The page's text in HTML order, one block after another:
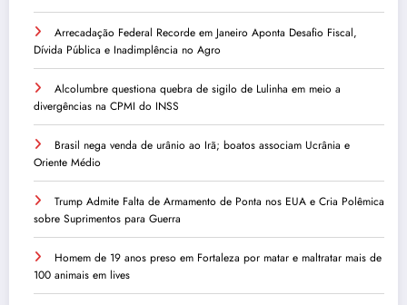
Arrecadação Federal Recorde em Janeiro Aponta Desafio Fiscal,
Dívida Pública e Inadimplência no Agro
Alcolumbre questiona quebra de sigilo de Lulinha em meio a
divergências na CPMI do INSS
Brasil nega venda de urânio ao Irã; boatos associam Ucrânia e
Oriente Médio
Trump Admite Falta de Armamento de Ponta nos EUA e Cria Polêmica
sobre Suprimentos para Guerra
Homem de 19 anos preso em Fortaleza por matar e maltratar mais de
100 animais em lives